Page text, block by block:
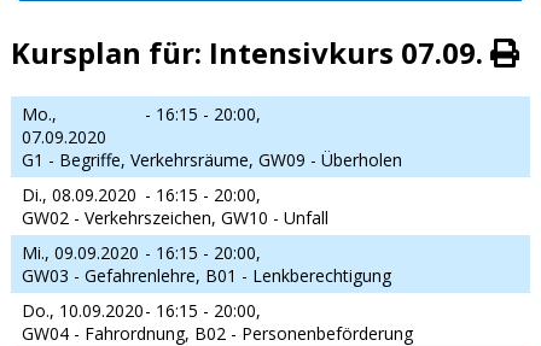
Kursplan für: Intensivkurs 07.09.
Mo.,
07.09.2020
- 16:15 - 20:00,
G1 - Begriffe, Verkehrsräume, GW09 - Überholen
Di., 08.09.2020 - 16:15 - 20:00,
GW02 - Verkehrszeichen, GW10 - Unfall
Mi., 09.09.2020 - 16:15 - 20:00,
GW03 - Gefahrenlehre, B01 - Lenkberechtigung
Do., 10.09.2020- 16:15 - 20:00,
GW04 - Fahrordnung, B02 - Personenbeförderung